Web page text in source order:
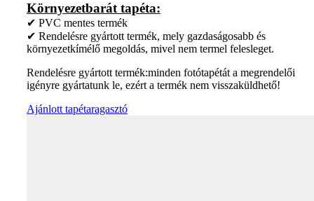
Környezetbarát tapéta:
✔ PVC mentes termék
✔ Rendelésre gyártott termék, mely gazdaságosabb és
környezetkímélő megoldás, mivel nem termel felesleget.
Rendelésre gyártott termék:minden fotótapétát a megrendelői
igényre gyártatunk le, ezért a termék nem visszaküldhető!
Ajánlott tapétaragasztó